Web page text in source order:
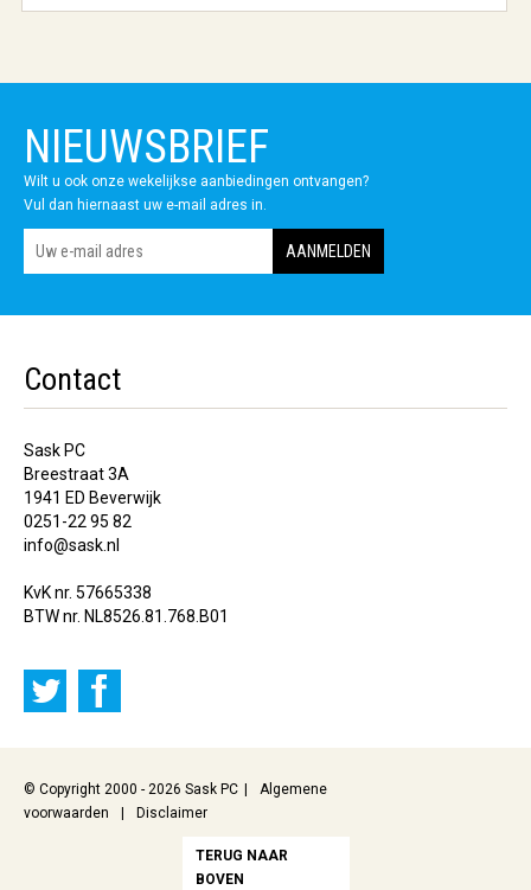
NIEUWSBRIEF
Wilt u ook onze wekelijkse aanbiedingen ontvangen?
Vul dan hiernaast uw e-mail adres in.
Contact
Sask PC
Breestraat 3A
1941 ED Beverwijk
0251-22 95 82
info@sask.nl
KvK nr. 57665338
BTW nr. NL8526.81.768.B01
© Copyright 2000 - 2026 Sask PC
Algemene
voorwaarden
Disclaimer
TERUG NAAR
BOVEN